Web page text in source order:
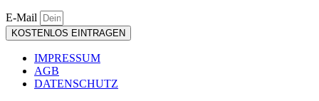
E-Mail
KOSTENLOS EINTRAGEN
IMPRESSUM
AGB
DATENSCHUTZ